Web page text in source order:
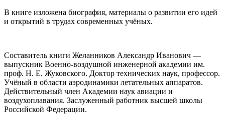
В книге изложена биография, материалы о развитии его идей
и открытий в трудах современных учёных.
Составитель книги Желанников Александр Иванович —
выпускник Военно-воздушной инженерной академии им.
проф. Н. Е. Жуковского. Доктор технических наук, профессор.
Учёный в области аэродинамики летательных аппаратов.
Действительный член Академии наук авиации и
воздухоплавания. Заслуженный работник высшей школы
Российской Федерации.